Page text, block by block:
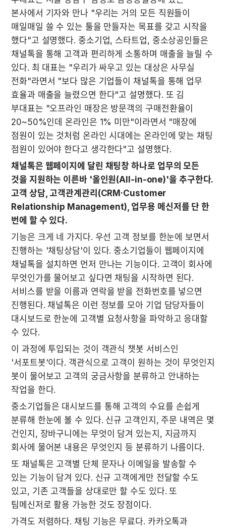
본사에서 기자와 만나 "우리는 거의 모든 직원들이
매일매일 쓸 수 있는 툴을 만들자는 목표를 갖고 시작을
했다"고 설명했다. 중소기업, 스타트업, 중소상공인들은
채널톡을 통해 고객과 편리하게 소통하며 매출을 늘릴 수
있다. 최 대표는 "우리가 싸우고 있는 대상은 사무실
전화"라면서 "보다 많은 기업들이 채널톡을 통해 업무
효율과 매출을 늘렸으면 한다"고 설명했다. 또 김
부대표는 "오프라인 매장은 방문객의 구매전환율이
20~50%인데 온라인은 1% 미만"이라면서 "매장에
점원이 있는 것처럼 온라인 시대에는 온라인에 맞는 채팅
점원이 있어야 한다고 생각한다"고 설명했다.
채널톡은 웹페이지에 달린 채팅창 하나로 업무의 모든
것을 지원하는 이른바 '올인원(All-in-one)'을 추구한다.
고객 상담, 고객관계관리(CRM·Customer
Relationship Management), 업무용 메신저를 단 한
번에 할 수 있다.
기능은 크게 네 가지다. 우선 고객 정보를 한눈에 보면서
진행하는 '채팅상담'이 있다. 중소기업들이 웹페이지에
채널톡을 설치하면 먼저 만나는 기능이다. 고객이 회사에
무엇인가를 물어보고 싶다면 채팅을 시작하면 된다.
서비스를 받을 이름과 연락을 받을 전화번호를 넣으면
진행된다. 채널톡은 이런 정보를 모아 기업 담당자들이
대시보드로 한눈에 고객별 요청사항을 파악하고 응대할
수 있다.
이 과정에 투입되는 것이 객관식 챗봇 서비스인
'서포트봇'이다. 객관식으로 고객이 원하는 것이 무엇인지
봇이 물어보고 고객의 궁금사항을 분류하고 안내하는
작업을 한다.
중소기업들은 대시보드를 통해 고객의 수요를 손쉽게
분류해 한눈에 볼 수 있다. 신규 고객인지, 주문 내역은 몇
건인지, 장바구니에는 무엇이 담겨 있는지, 지금까지
회사에 물어본 내용은 무엇인지 등 분류하기 나름이다.
또 채널톡은 고객별 단체 문자나 이메일을 발송할 수
있는 기능이 담겨 있다. 신규 고객에게만 전달할 수도
있고, 기존 고객들을 상대로만 할 수도 있다. 또
팀메신저로 활용 가능한 것도 장점이다.
가격도 저렴하다. 채팅 기능은 무료다. 카카오톡과